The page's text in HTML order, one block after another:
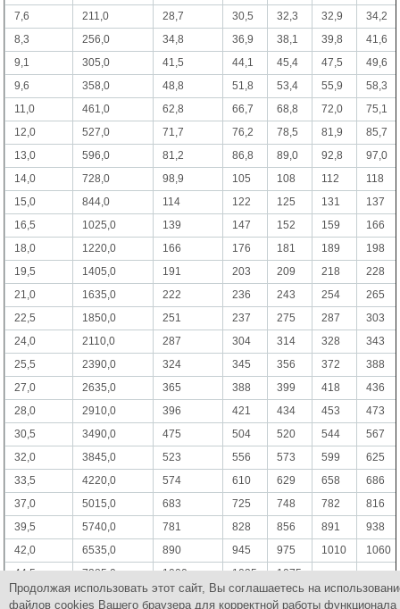
7,6
211,0 28,7 30,5 32,3 32,9
34,2
8,3
256,0 34,8 36,9 38,1 39,8
41,6
9,1
305,0 41,5 44,1 45,4 47,5
49,6
9,6
358,0 48,8 51,8 53,4 55,9
58,3
11,0
461,0 62,8 66,7 68,8 72,0
75,1
12,0
527,0 71,7 76,2 78,5 81,9
85,7
13,0
596,0 81,2 86,8 89,0 92,8
97,0
14,0
728,0 98,9 105 108 112
118
15,0
844,0 114 122 125 131
137
16,5
1025,0 139 147 152 159
166
18,0
1220,0 166 176 181 189
198
19,5
1405,0 191 203 209 218
228
21,0
1635,0 222 236 243 254
265
22,5
1850,0 251 237 275 287
303
24,0
2110,0 287 304 314 328
343
25,5
2390,0 324 345 356 372
388
27,0
2635,0 365 388 399 418
436
28,0
2910,0 396 421 434 453
473
30,5
3490,0 475 504 520 544
567
32,0
3845,0 523 556 573 599
625
33,5
4220,0 574 610 629 658
686
37,0
5015,0 683 725 748 782
816
39,5
5740,0 781 828 856 891
938
42,0
6535,0 890 945 975 1010
1060
44,5
7385,0 1000 1035
1075
47,5
Продолжая использовать этот сайт, Вы соглашаетесь на
файлов cookies Вашего браузера для корректной работы функционала